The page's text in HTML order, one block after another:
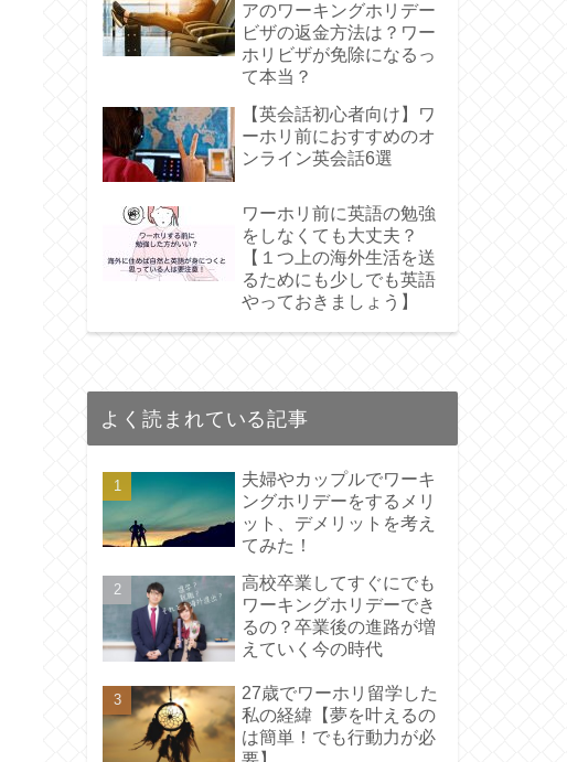
アのワーキングホリデー
ビザの返金方法は？ワー
ホリビザが免除になるっ
て本当？
【英会話初心者向け】ワ
ーホリ前におすすめのオ
ンライン英会話6選
ワーホリ前に英語の勉強
をしなくても大丈夫？
【１つ上の海外生活を送
るためにも少しでも英語
やっておきましょう】
よく読まれている記事
夫婦やカップルでワーキ
ングホリデーをするメリ
ット、デメリットを考え
てみた！
高校卒業してすぐにでも
ワーキングホリデーでき
るの？卒業後の進路が増
えていく今の時代
27歳でワーホリ留学した
私の経緯【夢を叶えるの
は簡単！でも行動力が必